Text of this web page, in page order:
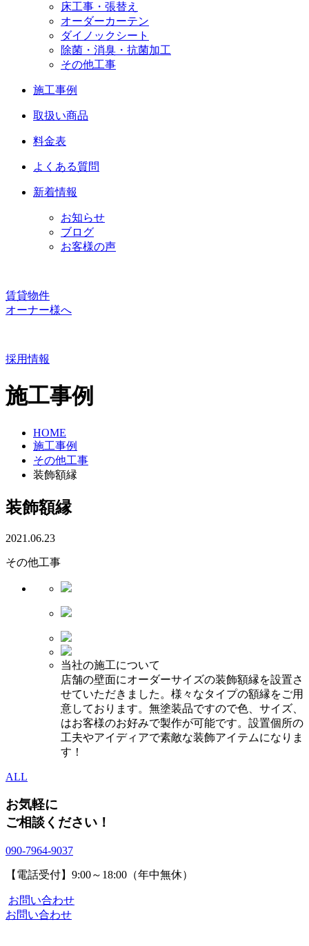
床工事・張替え
オーダーカーテン
ダイノックシート
除菌・消臭・抗菌加工
その他工事
施工事例
取扱い商品
料金表
よくある質問
新着情報
お知らせ
ブログ
お客様の声
賃貸物件
オーナー様へ
採用情報
施工事例
HOME
施工事例
その他工事
装飾額縁
装飾額縁
2021.06.23
その他工事
当社の施工について
店舗の壁面にオーダーサイズの装飾額縁を設置さ
せていただきました。様々なタイプの額縁をご用
意しております。無塗装品ですので色、サイズ、
はお客様のお好みで製作が可能です。設置個所の
工夫やアイディアで素敵な装飾アイテムになりま
す！
ALL
お気軽に
ご相談ください！
090-7964-9037
【電話受付】9:00～18:00（年中無休）
お問い合わせ
お問い合わせ